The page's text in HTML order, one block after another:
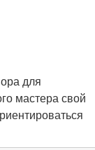
для
мастера свой